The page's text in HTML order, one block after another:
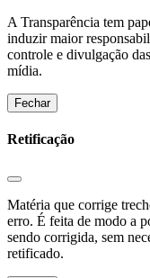
A Transparência tem
induzir maior
controle e divulgação
mídia.
Fechar
Retificação
Matéria que corrige
erro. É feita de modo a
sendo corrigida, sem
retificado.